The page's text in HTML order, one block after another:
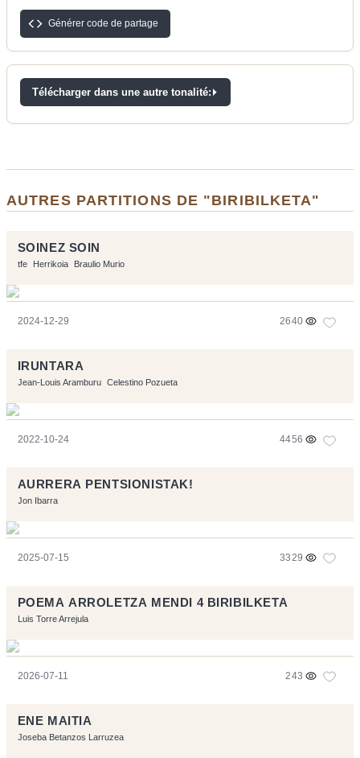
Générer code de partage
Télécharger dans une autre tonalité:
AUTRES PARTITIONS DE "BIRIBILKETA"
SOINEZ SOIN
tfe Herrikoia Braulio Murio
2024-12-29 2640
IRUNTARA
Jean-Louis Aramburu Celestino Pozueta
2022-10-24 4456
AURRERA PENTSIONISTAK!
Jon Ibarra
2025-07-15 3329
POEMA ARROLETZA MENDI 4 BIRIBILKETA
Luis Torre Arrejula
2026-07-11 243
ENE MAITIA
Joseba Betanzos Larruzea